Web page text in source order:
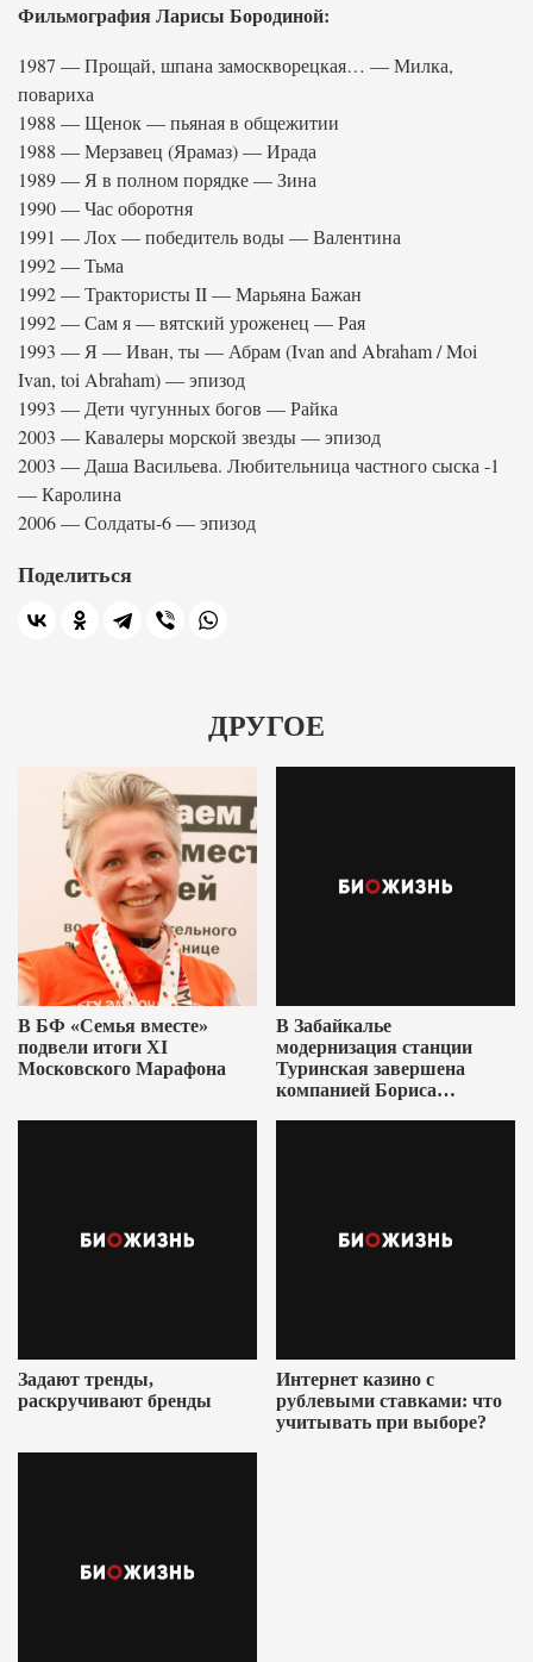
Фильмография Ларисы Бородиной:
1987 — Прощай, шпана замоскворецкая… — Милка,
повариха
1988 — Щенок — пьяная в общежитии
1988 — Мерзавец (Ярамаз) — Ирада
1989 — Я в полном порядке — Зина
1990 — Час оборотня
1991 — Лох — победитель воды — Валентина
1992 — Тьма
1992 — Трактористы II — Марьяна Бажан
1992 — Сам я — вятский уроженец — Рая
1993 — Я — Иван, ты — Абрам (Ivan and Abraham / Moi
Ivan, toi Abraham) — эпизод
1993 — Дети чугунных богов — Райка
2003 — Кавалеры морской звезды — эпизод
2003 — Даша Васильева. Любительница частного сыска -1
— Каролина
2006 — Солдаты-6 — эпизод
Поделиться
ДРУГОЕ
В БФ «Семья вместе»
подвели итоги XI
Московского Марафона
В Забайкалье
модернизация станции
Туринская завершена
компанией Бориса
Задают тренды,
раскручивают бренды
Интернет казино с
рублевыми ставками: что
учитывать при выборе?